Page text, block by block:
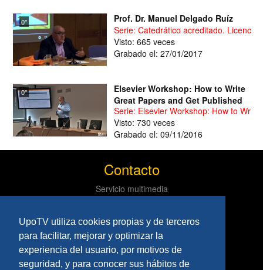
UpoTV utiliza cookies propias y de terceros
para facilitar, mejorar y optimizar la
experiencia del usuario, por motivos de
seguridad, y para conocer sus hábitos de
0''
Prof. Dr. Manuel Delgado Ruíz
Serie: Catedrático acreditado.
Visto: 665 veces
Grabado el: 27/01/2017
0''
Elsevier Workshop: How to Write
Great Papers and Get Published
Serie: Elsevier Workshop: How to
Visto: 730 veces
Grabado el: 09/11/2016
Contacto
Servicio multimedia
Centro de informática y comunicaciones
Políticas
Aviso Legal